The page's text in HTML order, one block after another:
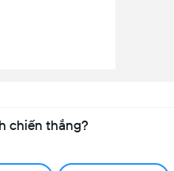
chiến thắng?